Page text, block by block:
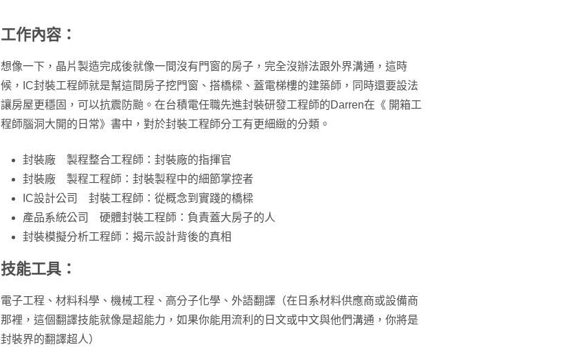
工作內容：
想像一下，晶片製造完成後就像一間沒有門窗的房子，完全沒辦法跟外界溝通，這時
候，IC封裝工程師就是幫這間房子挖門窗、搭橋樑、蓋電梯樓的建築師，同時還要設法
讓房屋更穩固，可以抗震防颱。在台積電任職先進封裝研發工程師的Darren在《 開箱工
程師腦洞大開的日常》書中，對於封裝工程師分工有更細緻的分類。
封裝廠 製程整合工程師：封裝廠的指揮官
封裝廠 製程工程師：封裝製程中的細節掌控者
IC設計公司 封裝工程師：從概念到實踐的橋樑
產品系統公司 硬體封裝工程師：負責蓋大房子的人
封裝模擬分析工程師：揭示設計背後的真相
技能工具：
電子工程、材料科學、機械工程、高分子化學、外語翻譯（在日系材料供應商或設備商
那裡，這個翻譯技能就像是超能力，如果你能用流利的日文或中文與他們溝通，你將是
封裝界的翻譯超人）